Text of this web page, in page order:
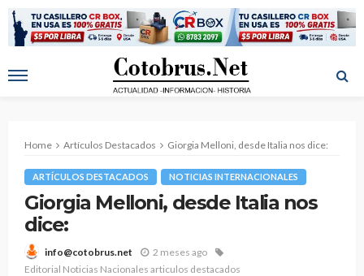
Home Artículos Destacados Giorgia Melloni, desde Italia nos dice:
ARTÍCULOS DESTACADOS NOTICIAS INTERNACIONALES
Giorgia Melloni, desde Italia nos
dice:
info@cotobrus.net
2 meses ago
Editorial Noticias Nacionales articulos destacados